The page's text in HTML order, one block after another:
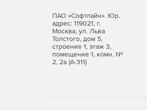
ПАО «Софтлайн». Юр.
адрес: 119021, г.
Москва, ул. Льва
Толстого, дом 5,
строение 1, этаж 3,
помещение 1, комн. №
2, 2а (А-311)